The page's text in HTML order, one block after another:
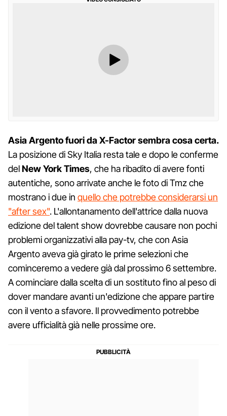
Asia Argento fuori da X-Factor sembra cosa certa.
La posizione di Sky Italia resta tale e dopo le conferme
delNewYorkTimes, che ha ribadito di avere fonti
autentiche, sono arrivate anche le foto di Tmz che
mostrano i due in quello che potrebbe considerarsi un
"after sex". L'allontanamento dell'attrice dalla nuova
edizione del talent show dovrebbe causare non pochi
problemi organizzativi alla pay-tv, che con Asia
Argento aveva già girato le prime selezioni che
cominceremo a vedere già dal prossimo 6 settembre.
A cominciare dalla scelta di un sostituto fino al peso di
dover mandare avanti un'edizione che appare partire
con il vento a sfavore. Il provvedimento potrebbe
avere ufficialità già nelle prossime ore.